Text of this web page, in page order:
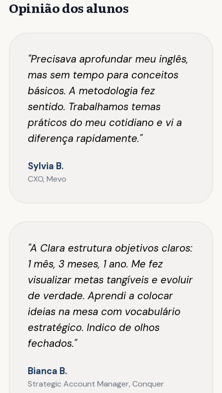
Opinião dos alunos
"Precisava aprofundar meu inglês,
mas sem tempo para conceitos
básicos. A metodologia fez
sentido. Trabalhamos temas
práticos do meu cotidiano e vi a
diferença rapidamente."
Sylvia B.
CXO, Mevo
"A Clara estrutura objetivos claros:
1 mês, 3 meses, 1 ano. Me fez
visualizar metas tangíveis e evoluir
de verdade. Aprendi a colocar
ideias na mesa com vocabulário
estratégico. Indico de olhos
fechados."
Bianca B.
Strategic Account Manager, Conquer